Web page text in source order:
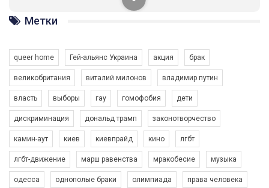
солідарності, приєднатися до нас. Регіональні підрозділи
ГАУ є в 16 областях України.
Разом наш голос лунає гучніше!
Зупинимо насильство проти ЛГБТ в Україні! Stop violence against LGBT in Ukraine!
6/30/2017
Метки
queer home Гей-альянс Украина акция брак
великобритания виталий милонов владимир путин
власть выборы гау гомофобия дети
дискриминация дональд трамп законотворчество
камин-аут киев киевпрайд кино лгбт
лгбт-движение марш равенства мракобесие музыка
одесса однополые браки олимпиада права человека